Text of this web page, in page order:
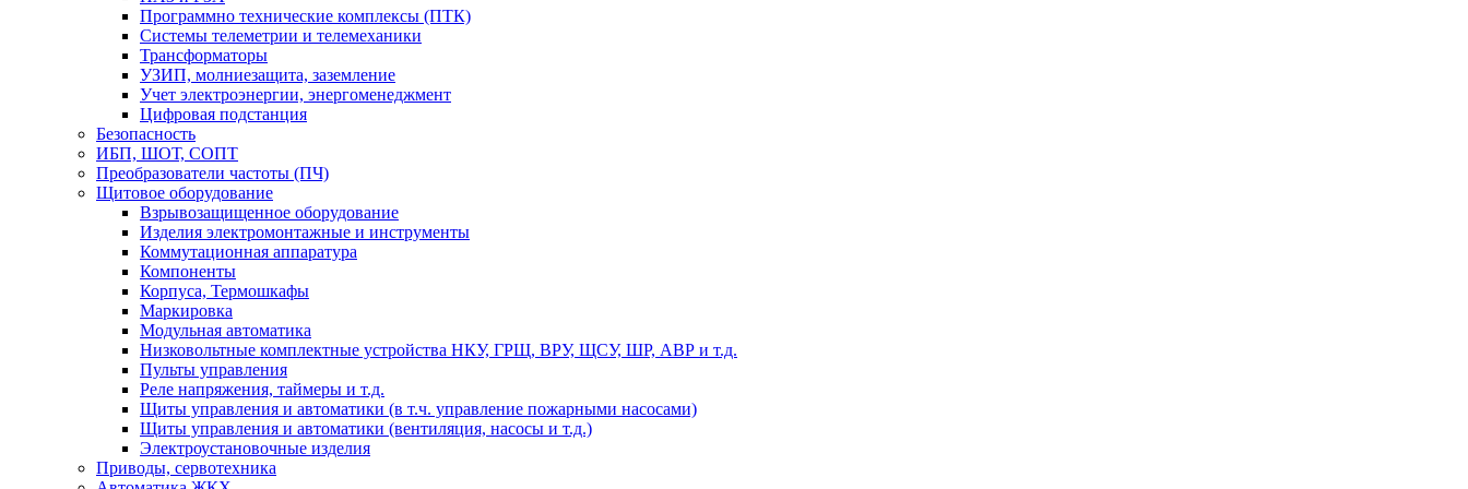
Программно технические комплексы (ПТК)
Системы телеметрии и телемеханики
Трансформаторы
УЗИП, молниезащита, заземление
Учет электроэнергии, энергоменеджмент
Цифровая подстанция
Безопасность
ИБП, ШОТ, СОПТ
Преобразователи частоты (ПЧ)
Щитовое оборудование
Взрывозащищенное оборудование
Изделия электромонтажные и инструменты
Коммутационная аппаратура
Компоненты
Корпуса, Термошкафы
Маркировка
Модульная автоматика
Низковольтные комплектные устройства НКУ, ГРЩ, ВРУ, ЩСУ, ШР, АВР и т.д.
Пульты управления
Реле напряжения, таймеры и т.д.
Щиты управления и автоматики (в т.ч. управление пожарными насосами)
Щиты управления и автоматики (вентиляция, насосы и т.д.)
Электроустановочные изделия
Приводы, сервотехника